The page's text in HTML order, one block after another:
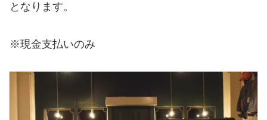
となります。
※現金支払いのみ